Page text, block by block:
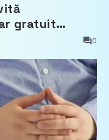
gratuit
pe bunurile
0